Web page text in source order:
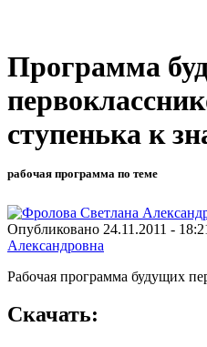
Программа
ступенька к
рабочая программа по теме
Опубликовано 24.11.2011 -
Александровна
Рабочая программа будущих
Скачать: